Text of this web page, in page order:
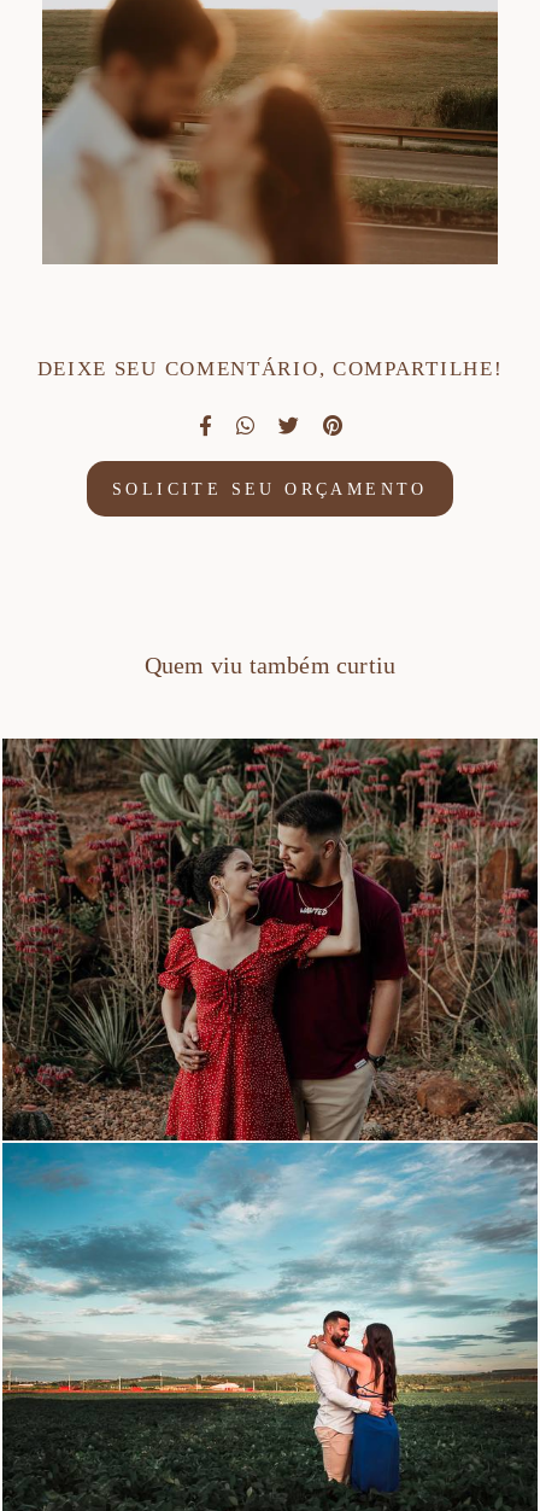
DEIXE SEU COMENTÁRIO, COMPARTILHE!
SOLICITE SEU ORÇAMENTO
Quem viu também curtiu